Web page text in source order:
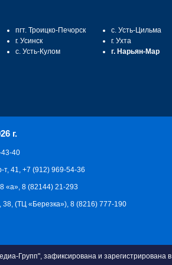
пгт. Троицко-Печорск
г. Усинск
с. Усть-Кулом
с. Усть-Цильма
г. Ухта
г. Нарьян-Мар
г.
43-40
т, 41, +7 (912) 969-54-36
8 «а», 8 (82144) 21-293
38, (ТЦ «Березка»), 8 (8216) 777-190
Групп", зафиксирована и зарегистрирована в